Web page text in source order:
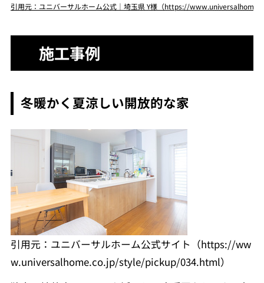
引用元：ユニバーサルホーム公式｜埼玉県 Y様（https://
施工事例
冬暖かく夏涼しい開放的な家
引用元：ユニバーサルホーム公式サイト（https://ww
w.universalhome.co.jp/style/pickup/034.html）